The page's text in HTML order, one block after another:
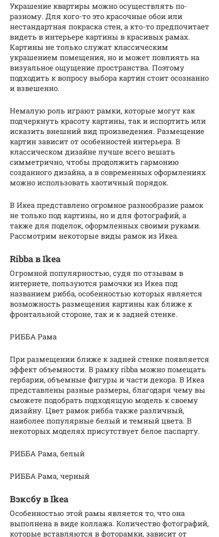
Украшение квартиры можно осуществлять по-
разному. Для кого-то это красочные обои или
нестандартная покраска стен, а кто-то предпочитает
видеть в интерьере картины в красивых рамах.
Картины не только служат классическим
украшением помещения, но и может повлиять на
визуальное ощущение пространства. Поэтому
подходить к вопросу выбора картин стоит осознанно
и взвешенно.
Немалую роль играют рамки, которые могут как
подчеркнуть красоту картины, так и испортить или
исказить внешний вид произведения. Размещение
картин зависит от особенностей интерьера. В
классическом дизайне лучше всего вешать
симметрично, чтобы продолжить гармонию
созданного дизайна, а в современных оформлениях
можно использовать хаотичный порядок.
В Икеа представлено огромное разнообразие рамок
не только под картины, но и для фотографий, а
также для поделок, оформленных своими руками.
Рассмотрим некоторые виды рамок из Икеа.
Ribba в Ikea
Огромной популярностью, судя по отзывам в
интернете, пользуются рамочки из Икеа под
названием рибба, особенностью которых является
возможность размещения картины как ближе к
фронтальной стороне, так и к задней стенке.
РИББА Рама
При размещении ближе к задней стенке появляется
эффект объемности. В рамку ribba можно помещать
гербарии, объемные фигуры и части декора. В Икеа
представлены разные размеры, благодаря чему вы
сможете подобрать подходящую модель к своему
дизайну. Цвет рамок рибба также различный,
наиболее популярные белый и темный цвета. В
некоторых моделях присутствует белое паспарту.
РИББА Рама, белый
РИББА Рама, черный
Вэксбу в Ikea
Особенностью этой рамы является то, что она
выполнена в виде коллажа. Количество фотографий,
которые вставляются в фоторамки, зависит от